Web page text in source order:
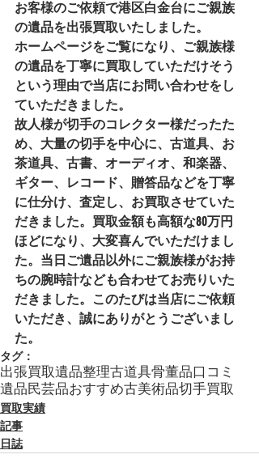
お客様のご依頼で港区白金台にご親族
の遺品を出張買取いたしました。
ホームページをご覧になり、ご親族様
の遺品を丁寧に買取していただけそう
という理由で当店にお問い合わせをし
ていただきました。
故人様が切手のコレクター様だったた
め、大量の切手を中心に、古道具、お
茶道具、古書、オーディオ、和楽器、
ギター、レコード、贈答品などを丁寧
に仕分け、査定し、お買取させていた
だきました。買取金額も高額な80万円
ほどになり、大変喜んでいただけまし
た。当日ご遺品以外にご親族様がお持
ちの腕時計なども合わせてお売りいた
だきました。このたびは当店にご依頼
いただき、誠にありがとうございまし
た。
タグ：
出張買取遺品整理古道具骨董品 口コミ
遺品民芸品おすすめ古美術品切手買取
買取実績
記事
日誌